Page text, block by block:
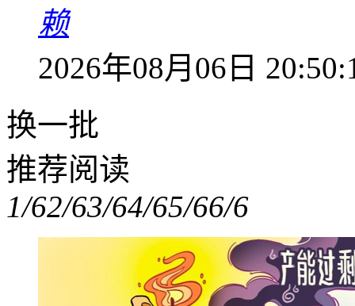
赖
2026年08月06日
换一批
推荐阅读
1/62/63/64/65/66/6